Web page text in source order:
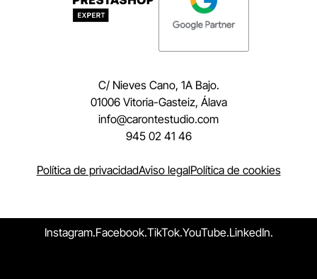
C/ Nieves Cano, 1A Bajo.
01006 Vitoria-Gasteiz, Álava
moc.oidutsetnorac@ofni
945 02 41 46
Política de privacidadAviso legalPolítica de cookies
Instagram.Facebook.TikTok.YouTube.LinkedIn.